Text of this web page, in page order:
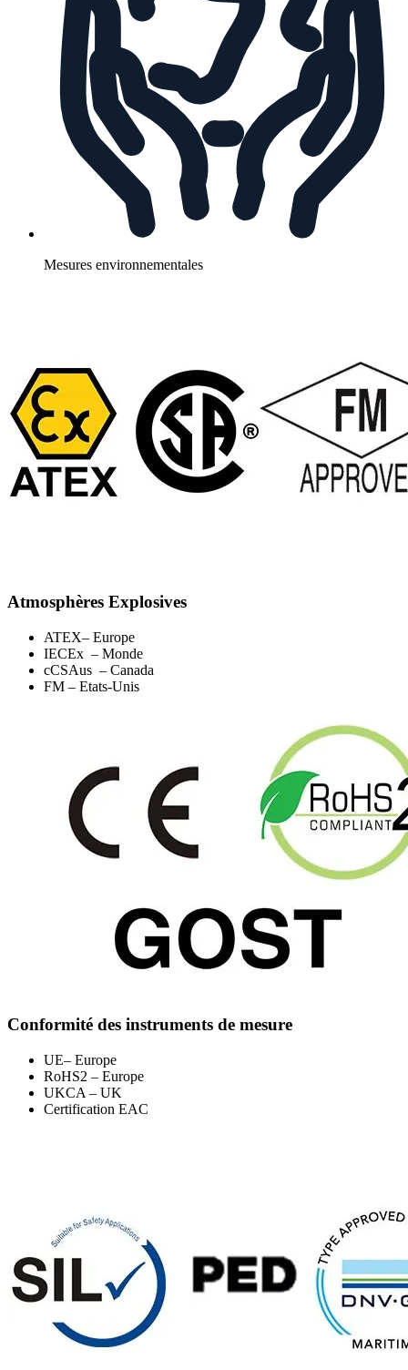
Mesures environnementales
Atmosphères Explosives
ATEX– Europe
IECEx – Monde
cCSAus – Canada
FM – Etats-Unis
Conformité des instruments de mesure
UE– Europe
RoHS2 – Europe
UKCA – UK
Certification EAC